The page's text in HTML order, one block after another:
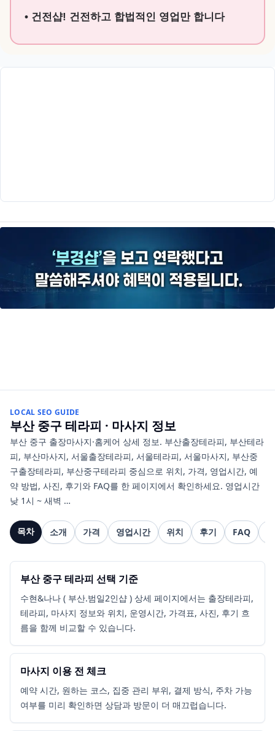
• 건전샵! 건전하고 합법적인 영업만 합니다
LOCAL SEO GUIDE
부산 중구 테라피 · 마사지 정보
부산 중구 출장마사지·홈케어 상세 정보. 부산출장테라피, 부산테라
피, 부산마사지, 서울출장테라피, 서울테라피, 서울마사지, 부산중
구출장테라피, 부산중구테라피 중심으로 위치, 가격, 영업시간, 예
약 방법, 사진, 후기와 FAQ를 한 페이지에서 확인하세요. 영업시간
낮 1시 ~ 새벽 …
목차 소개 가격 영업시간 위치 후기 FAQ
부산 중구 테라피 선택 기준
수현&나나 ( 부산.범일2인샵 ) 상세 페이지에서는 출장테라피,
테라피, 마사지 정보와 위치, 운영시간, 가격표, 사진, 후기 흐
름을 함께 비교할 수 있습니다.
마사지 이용 전 체크
예약 시간, 원하는 코스, 집중 관리 부위, 결제 방식, 주차 가능
여부를 미리 확인하면 상담과 방문이 더 매끄럽습니다.